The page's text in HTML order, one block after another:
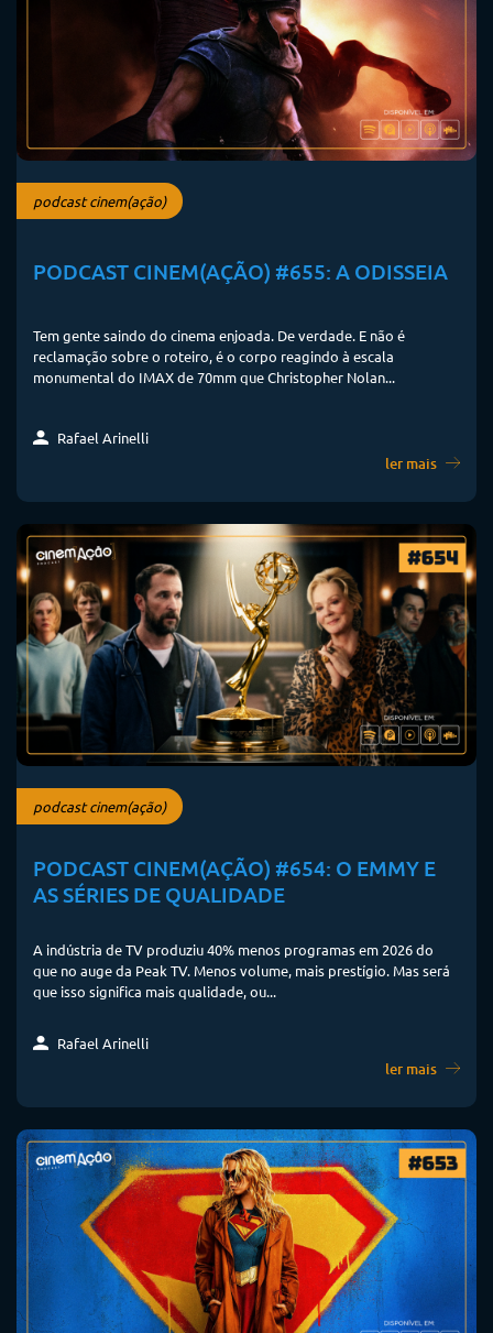
podcast cinem(ação)
PODCAST CINEM(AÇÃO) #655: A ODISSEIA
Tem gente saindo do cinema enjoada. De verdade. E não é
reclamação sobre o roteiro, é o corpo reagindo à escala
monumental do IMAX de 70mm que Christopher Nolan...
Rafael Arinelli
ler mais
podcast cinem(ação)
PODCAST CINEM(AÇÃO) #654: O EMMY E
AS SÉRIES DE QUALIDADE
A indústria de TV produziu 40% menos programas em 2026 do
que no auge da Peak TV. Menos volume, mais prestígio. Mas será
que isso significa mais qualidade, ou...
Rafael Arinelli
ler mais